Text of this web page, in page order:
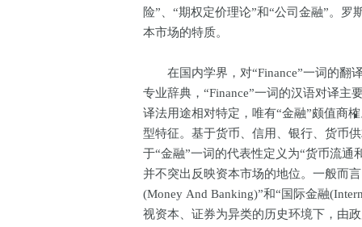
险”、“期权定价理论”和“公司金融”。
本市场的特质。
在国内学界，对“Finance”一词的翻
专业辞典，“Finance”一词的汉语对译主
译法用途相对特定，唯有“金融”颇值商
型特征。基于货币、信用、银行、货币
于“金融”一词的代表性定义为“货币流
并不突出反映资本市场的地位。一般而
(Money And Banking)”和“国际金融
视资本、证券为异类的历史环境下，由